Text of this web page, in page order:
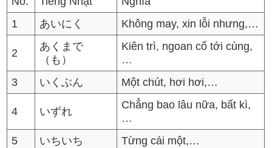
1
あいにく Không may, xin lỗi nhưng,…
2
あくまで
（も）
Kiên trì, ngoan cố tới cùng,
…
3
いくぶん Một chút, hơi hơi,…
4 いずれ
Chẳng bao lâu nữa, bất kì,
…
5
いちいち
Từng cái một,…